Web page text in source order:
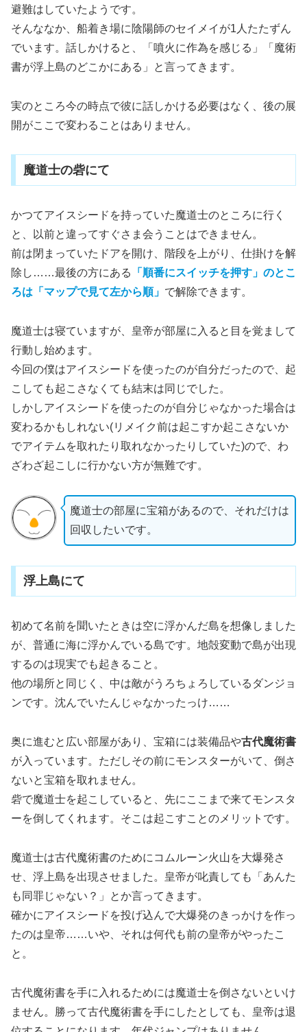
避難はしていたようです。
そんななか、船着き場に陰陽師のセイメイが1人たたずん
でいます。話しかけると、「噴火に作為を感じる」「魔術
書が浮上島のどこかにある」と言ってきます。
実のところ今の時点で彼に話しかける必要はなく、後の展
開がここで変わることはありません。
魔道士の砦にて
かつてアイスシードを持っていた魔道士のところに行く
と、以前と違ってすぐさま会うことはできません。
前は閉まっていたドアを開け、階段を上がり、仕掛けを解
除し……最後の方にある
「順番にスイッチを押す」のとこ
ろは「マップで見て左から順」 で解除できます。
魔道士は寝ていますが、皇帝が部屋に入ると目を覚まして
行動し始めます。
今回の僕はアイスシードを使ったのが自分だったので、起
こしても起こさなくても結末は同じでした。
しかしアイスシードを使ったのが自分じゃなかった場合は
変わるかもしれない(リメイク前は起こすか起こさないか
でアイテムを取れたり取れなかったりしていた)ので、わ
ざわざ起こしに行かない方が無難です。
魔道士の部屋に宝箱があるので、それだけは
回収したいです。
浮上島にて
初めて名前を聞いたときは空に浮かんだ島を想像しました
が、普通に海に浮かんでいる島です。地殻変動で島が出現
するのは現実でも起きること。
他の場所と同じく、中は敵がうろちょろしているダンジョ
ンです。沈んでいたんじゃなかったっけ……
奥に進むと広い部屋があり、宝箱には装備品や古代魔術書
が入っています。ただしその前にモンスターがいて、倒さ
ないと宝箱を取れません。
砦で魔道士を起こしていると、先にここまで来てモンスタ
ーを倒してくれます。そこは起こすことのメリットです。
魔道士は古代魔術書のためにコムルーン火山を大爆発さ
せ、浮上島を出現させました。皇帝が叱責しても「あんた
も同罪じゃない？」とか言ってきます。
確かにアイスシードを投げ込んで大爆発のきっかけを作っ
たのは皇帝……いや、それは何代も前の皇帝がやったこ
と。
古代魔術書を手に入れるためには魔道士を倒さないといけ
ません。勝って古代魔術書を手にしたとしても、皇帝は退